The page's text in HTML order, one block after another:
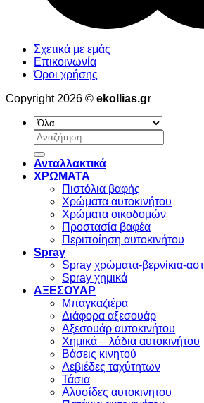
Σχετικά με εμάς
Επικοινωνία
Όροι χρήσης
Copyright 2026 © ekollias.gr
Αναζήτηση
για:
Ανταλλακτικά
ΧΡΩΜΑΤΑ
Πιστόλια βαφής
Χρώματα αυτοκινήτου
Χρώματα οικοδομών
Προστασία βαφέα
Περιποίηση αυτοκινήτου
Spray
Spray χρώματα-βερνίκια-
Spray χημικά
ΑΞΕΣΟΥΑΡ
Μπαγκαζιέρα
Διάφορα αξεσουάρ
Αξεσουάρ αυτοκινήτου
Χημικά – λάδια αυτοκινήτου
Βάσεις κινητού
Λεβιέδες ταχύτητων
Τάσια
Αλυσίδες αυτοκινητου